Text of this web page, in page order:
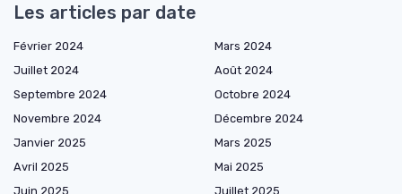
Les articles par date
Février 2024
Mars 2024
Juillet 2024
Août 2024
Septembre 2024
Octobre 2024
Novembre 2024
Décembre 2024
Janvier 2025
Mars 2025
Avril 2025
Mai 2025
Juin 2025
Juillet 2025